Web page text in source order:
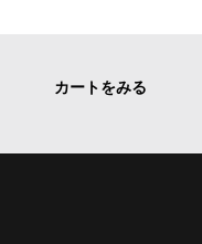
カートをみる